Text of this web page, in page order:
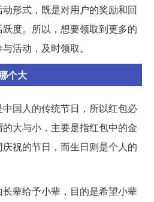
形式，既是对用户的奖励和回
度。所以，想要领取到更多的
活动，及时领取。
个大
国人的传统节日，所以红包必
大与小，主要是指红包中的金
祝的节日，而生日则是个人的
辈给予小辈，目的是希望小辈